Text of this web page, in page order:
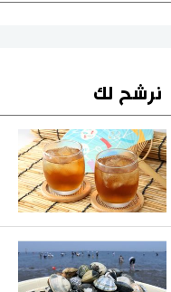
نرشح لك